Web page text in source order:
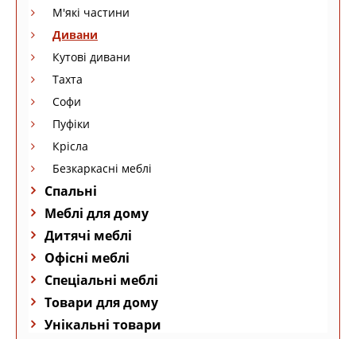
М'які частини
Дивани
Кутові дивани
Тахта
Софи
Пуфіки
Крісла
Безкаркасні меблі
Спальні
Меблі для дому
Дитячі меблі
Офісні меблі
Спеціальні меблі
Товари для дому
Унікальні товари